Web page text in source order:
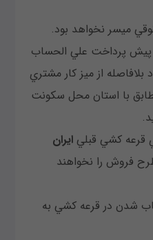
پيش پرداخت علي الحساب
از ميز كار مشتري
با استان محل سكونت
ایران
فروش را نخواهند
شدن در قرعه كشي به